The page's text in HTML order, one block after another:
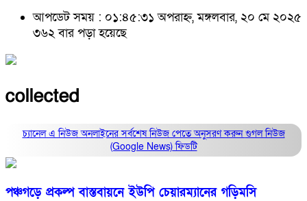
আপডেট সময় : ০১:৪৫:৩১ অপরাহ্ন, মঙ্গলবার, ২০ মে ২০২৫
৩৬২ বার পড়া হয়েছে
collected
চ্যানেল এ নিউজ অনলাইনের সর্বশেষ নিউজ পেতে অনুসরণ করুনগুগল নিউজ
(Google News)ফিডটি
পঞ্চগড়ে প্রকল্প বাস্তবায়নে ইউপি চেয়ারম্যানের গড়িমসি